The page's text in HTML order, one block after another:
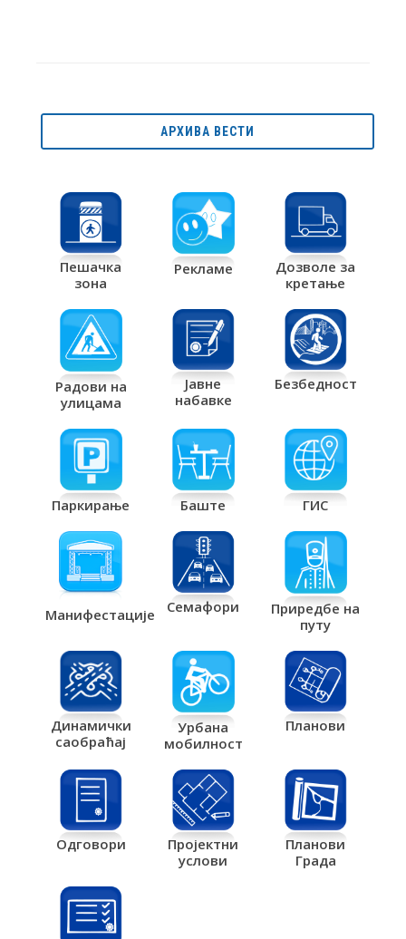
АРХИВА ВЕСТИ
Пешачка
зона
Рекламе
Дозволе за
кретање
Радови на
улицама
Јавне
набавке
Безбедност
Паркирање Баште ГИС
Манифестације Семафори
Приредбе на
путу
Динамички
саобраћај
Урбана
мобилност
Планови
Одговори
Пројектни
услови
Планови
Града